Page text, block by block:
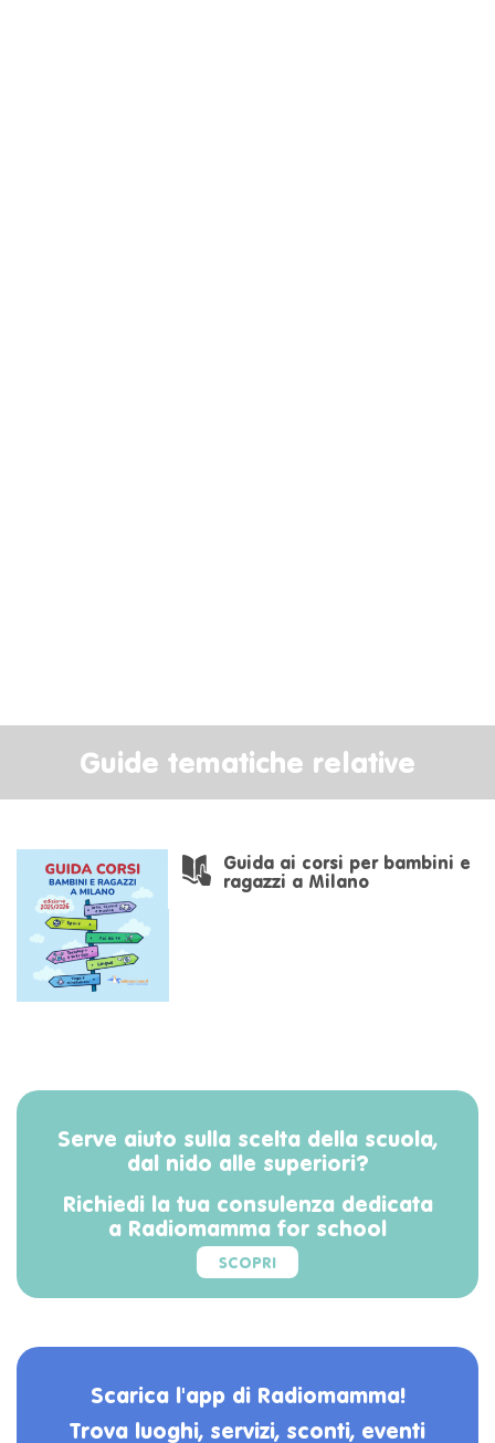
Guide tematiche relative
Guida ai corsi per bambini e
ragazzi a Milano
Serve aiuto sulla scelta della scuola,
dal nido alle superiori?
Richiedi la tua consulenza dedicata
a Radiomamma for school
SCOPRI
Scarica l'app di Radiomamma!
Trova luoghi, servizi, sconti, eventi